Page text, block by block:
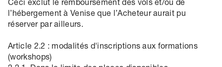
Ceci exclut le remboursement des vols et/ou de
l’hébergement à Venise que l’Acheteur aurait pu
réserver par ailleurs.
Article 2.2 : modalités d'inscriptions aux formations
(workshops)